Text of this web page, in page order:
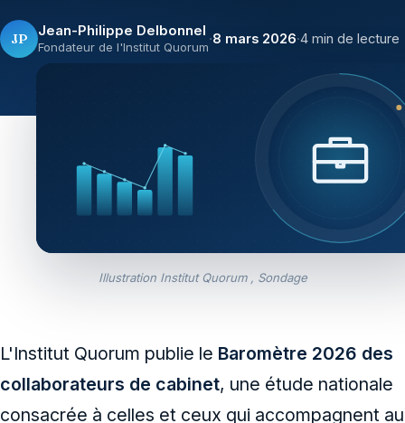
JP Jean-Philippe Delbonnel
Fondateur de l'Institut Quorum
·8 mars 2026·4 min de lecture
Illustration Institut Quorum , Sondage
L'Institut Quorum publie le Baromètre 2026 des
collaborateurs de cabinet, une étude nationale
consacrée à celles et ceux qui accompagnent au